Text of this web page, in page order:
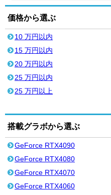
価格から選ぶ
10 万円以内
15 万円以内
20 万円以内
25 万円以内
25 万円以上
搭載グラボから選ぶ
GeForce RTX4090
GeForce RTX4080
GeForce RTX4070
GeForce RTX4060